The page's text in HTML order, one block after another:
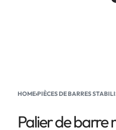
HOME›PIÈCES DE BARRES
Palier de barre